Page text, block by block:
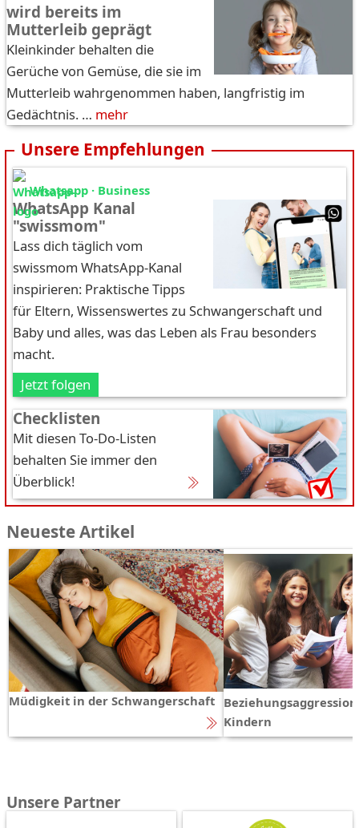
wird bereits im
Mutterleib geprägt
Kleinkinder behalten die
Gerüche von Gemüse, die sie im
Mutterleib wahrgenommen haben, langfristig im
Gedächtnis. … mehr
Unsere Empfehlungen
Whatsapp · Business
WhatsApp Kanal
"swissmom"
Lass dich täglich vom
swissmom WhatsApp-Kanal
inspirieren: Praktische Tipps
für Eltern, Wissenswertes zu Schwangerschaft und
Baby und alles, was das Leben als Frau besonders
macht.
Jetzt folgen
Checklisten
Mit diesen To-Do-Listen
behalten Sie immer den
Überblick!
Neueste Artikel
Müdigkeit in der Schwangerschaft
Kindern
Unsere Partner